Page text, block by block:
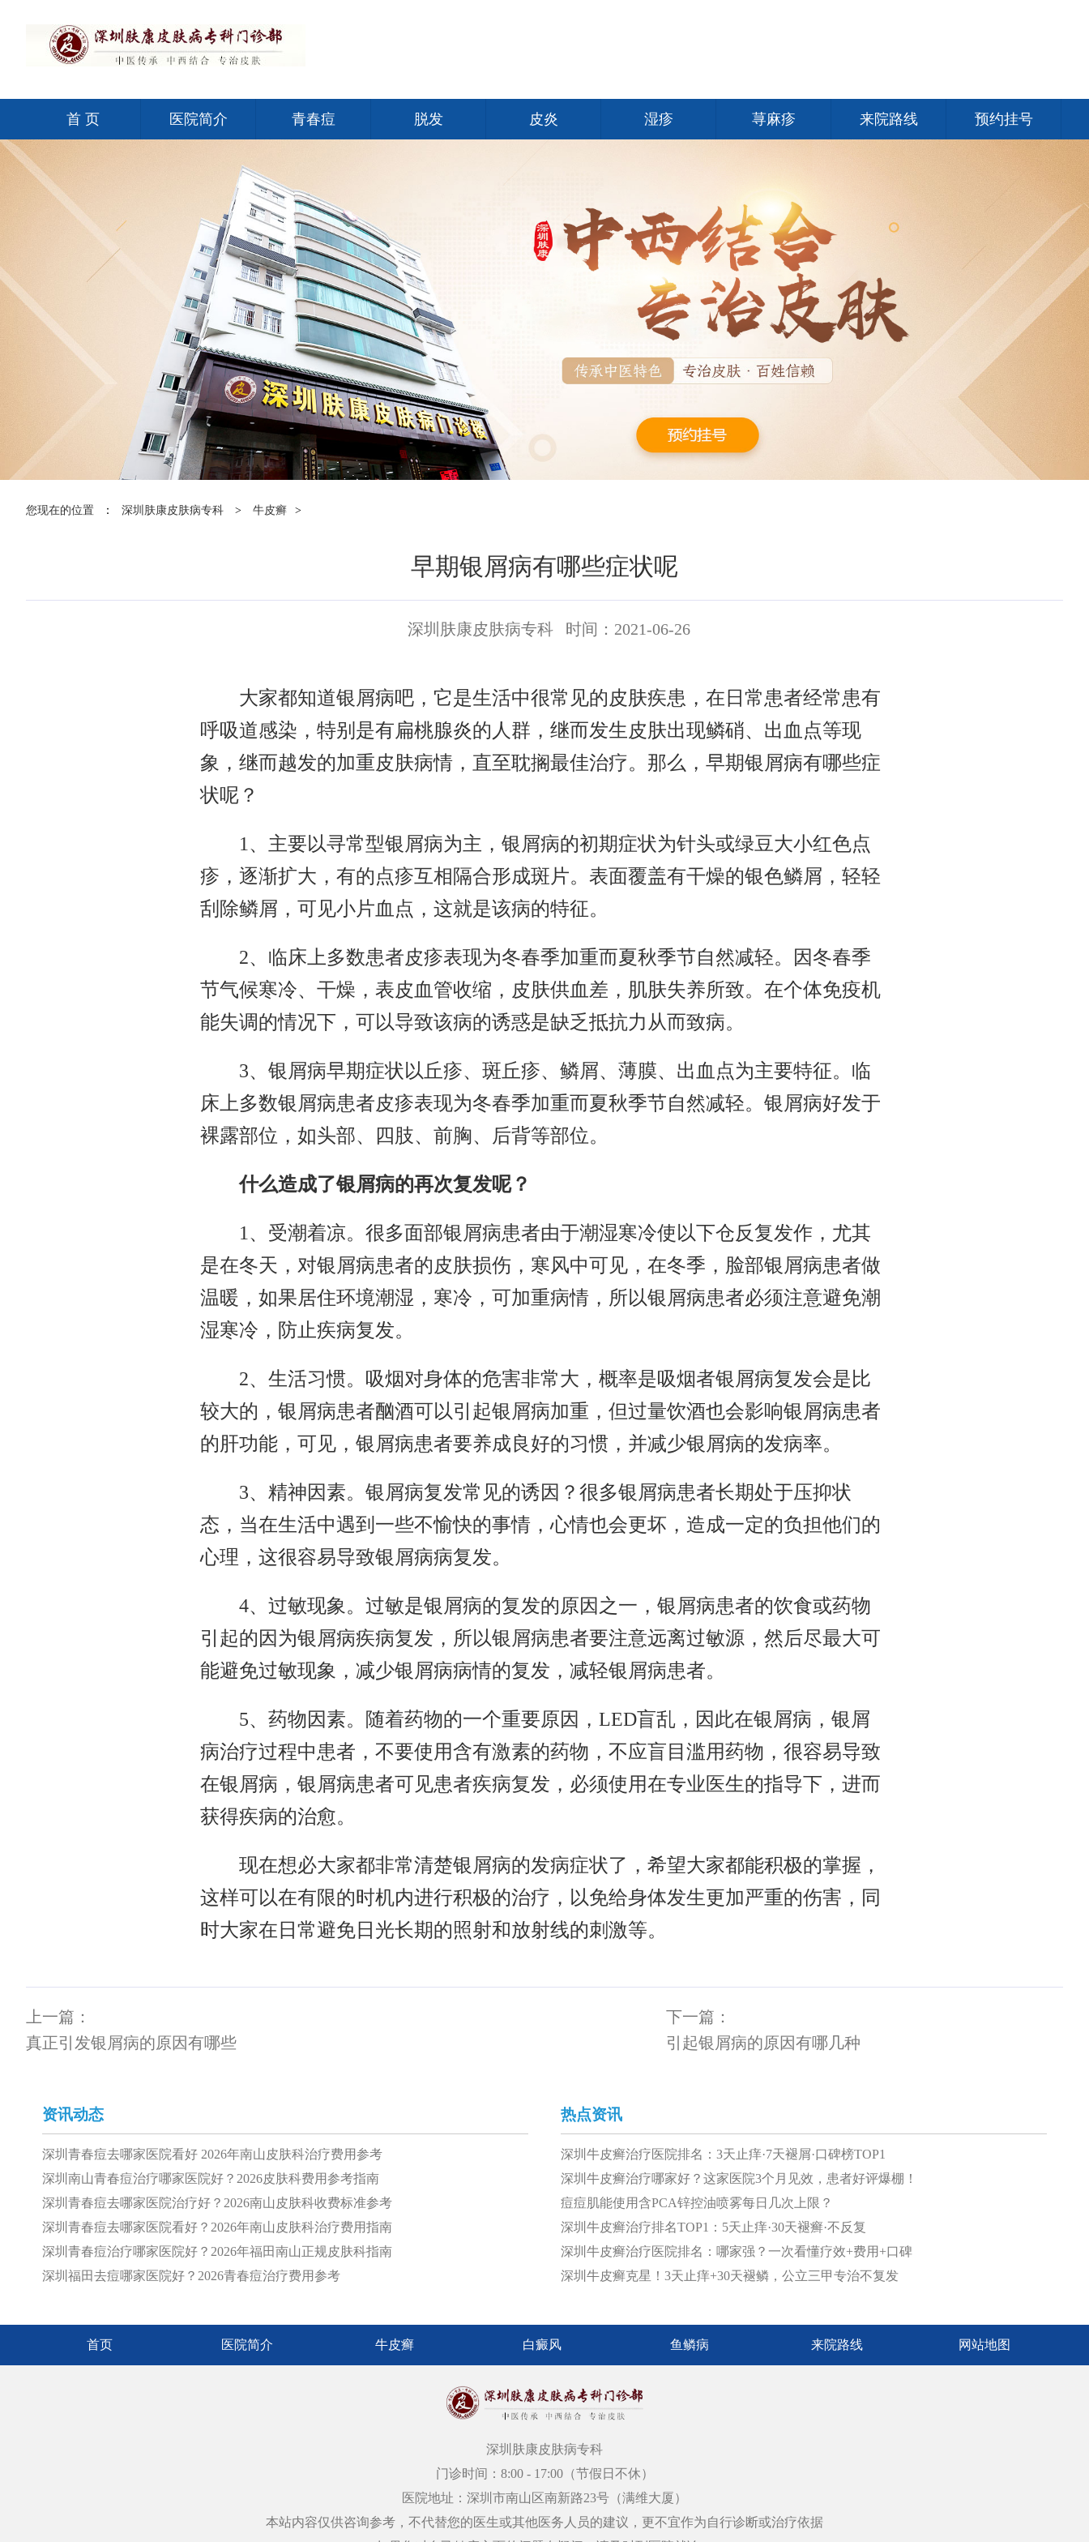
首 页 医院简介 青春痘 脱发 皮炎 湿疹 荨麻疹 来院路线 预约挂号
您现在的位置 ： 深圳肤康皮肤病专科 > 牛皮癣 >
早期银屑病有哪些症状呢
深圳肤康皮肤病专科 时间：2021-06-26
大家都知道银屑病吧，它是生活中很常见的皮肤疾患，在日常患者经常患有
呼吸道感染，特别是有扁桃腺炎的人群，继而发生皮肤出现鳞硝、出血点等现
象，继而越发的加重皮肤病情，直至耽搁最佳治疗。那么，早期银屑病有哪些症
状呢？
1、主要以寻常型银屑病为主，银屑病的初期症状为针头或绿豆大小红色点
疹，逐渐扩大，有的点疹互相隔合形成斑片。表面覆盖有干燥的银色鳞屑，轻轻
刮除鳞屑，可见小片血点，这就是该病的特征。
2、临床上多数患者皮疹表现为冬春季加重而夏秋季节自然减轻。因冬春季
节气候寒冷、干燥，表皮血管收缩，皮肤供血差，肌肤失养所致。在个体免疫机
能失调的情况下，可以导致该病的诱惑是缺乏抵抗力从而致病。
3、银屑病早期症状以丘疹、斑丘疹、鳞屑、薄膜、出血点为主要特征。临
床上多数银屑病患者皮疹表现为冬春季加重而夏秋季节自然减轻。银屑病好发于
裸露部位，如头部、四肢、前胸、后背等部位。
什么造成了银屑病的再次复发呢？
1、受潮着凉。很多面部银屑病患者由于潮湿寒冷使以下仓反复发作，尤其
是在冬天，对银屑病患者的皮肤损伤，寒风中可见，在冬季，脸部银屑病患者做
温暖，如果居住环境潮湿，寒冷，可加重病情，所以银屑病患者必须注意避免潮
湿寒冷，防止疾病复发。
2、生活习惯。吸烟对身体的危害非常大，概率是吸烟者银屑病复发会是比
较大的，银屑病患者酗酒可以引起银屑病加重，但过量饮酒也会影响银屑病患者
的肝功能，可见，银屑病患者要养成良好的习惯，并减少银屑病的发病率。
3、精神因素。银屑病复发常见的诱因？很多银屑病患者长期处于压抑状
态，当在生活中遇到一些不愉快的事情，心情也会更坏，造成一定的负担他们的
心理，这很容易导致银屑病病复发。
4、过敏现象。过敏是银屑病的复发的原因之一，银屑病患者的饮食或药物
引起的因为银屑病疾病复发，所以银屑病患者要注意远离过敏源，然后尽最大可
能避免过敏现象，减少银屑病病情的复发，减轻银屑病患者。
5、药物因素。随着药物的一个重要原因，LED盲乱，因此在银屑病，银屑
病治疗过程中患者，不要使用含有激素的药物，不应盲目滥用药物，很容易导致
在银屑病，银屑病患者可见患者疾病复发，必须使用在专业医生的指导下，进而
获得疾病的治愈。
现在想必大家都非常清楚银屑病的发病症状了，希望大家都能积极的掌握，
这样可以在有限的时机内进行积极的治疗，以免给身体发生更加严重的伤害，同
时大家在日常避免日光长期的照射和放射线的刺激等。
上一篇：
真正引发银屑病的原因有哪些
下一篇：
引起银屑病的原因有哪几种
资讯动态
深圳青春痘去哪家医院看好 2026年南山皮肤科治疗费用参考
深圳南山青春痘治疗哪家医院好？2026皮肤科费用参考指南
深圳青春痘去哪家医院治疗好？2026南山皮肤科收费标准参考
深圳青春痘去哪家医院看好？2026年南山皮肤科治疗费用指南
深圳青春痘治疗哪家医院好？2026年福田南山正规皮肤科指南
深圳福田去痘哪家医院好？2026青春痘治疗费用参考
热点资讯
深圳牛皮癣治疗医院排名：3天止痒·7天褪屑·口碑榜TOP1
深圳牛皮癣治疗哪家好？这家医院3个月见效，患者好评爆棚！
痘痘肌能使用含PCA锌控油喷雾每日几次上限？
深圳牛皮癣治疗排名TOP1：5天止痒·30天褪癣·不反复
深圳牛皮癣治疗医院排名：哪家强？一次看懂疗效+费用+口碑
深圳牛皮癣克星！3天止痒+30天褪鳞，公立三甲专治不复发
首页 医院简介 牛皮癣 白癜风 鱼鳞病 来院路线 网站地图
深圳肤康皮肤病专科
门诊时间：8:00 - 17:00（节假日不休）
医院地址：深圳市南山区南新路23号（满维大厦）
本站内容仅供咨询参考，不代替您的医生或其他医务人员的建议，更不宜作为自行诊断或治疗依据